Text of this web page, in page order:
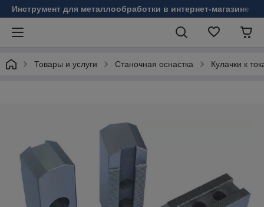
Инструмент для металлообработки в интернет-магазине
Товары и услуги Станочная оснастка Кулачки к